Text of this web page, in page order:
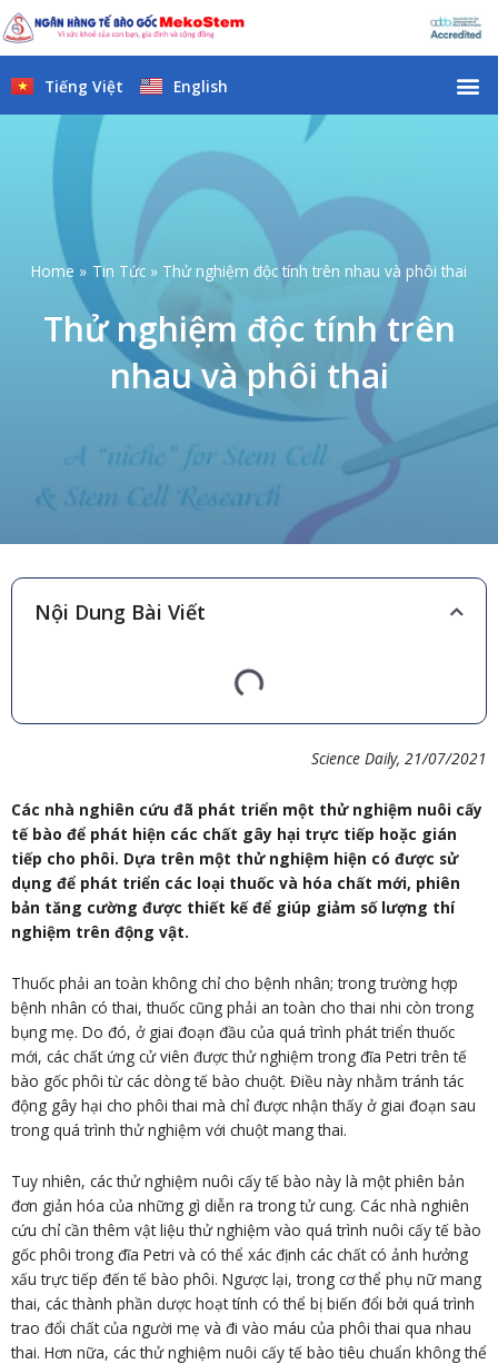
Skip
to
content
Tiếng Việt English
Home Tin Tức Thử nghiệm độc tính trên nhau và phôi thai
Thử nghiệm độc tính trên
nhau và phôi thai
Nội Dung Bài Viết
Science Daily, 21/07/2021
Các nhà nghiên cứu đã phát triển một thử nghiệm nuôi cấy
tế bào để phát hiện các chất gây hại trực tiếp hoặc gián
tiếp cho phôi. Dựa trên một thử nghiệm hiện có được sử
dụng để phát triển các loại thuốc và hóa chất mới, phiên
bản tăng cường được thiết kế để giúp giảm số lượng thí
nghiệm trên động vật.
Thuốc phải an toàn không chỉ cho bệnh nhân; trong trường hợp
bệnh nhân có thai, thuốc cũng phải an toàn cho thai nhi còn trong
bụng mẹ. Do đó, ở giai đoạn đầu của quá trình phát triển thuốc
mới, các chất ứng cử viên được thử nghiệm trong đĩa Petri trên tế
bào gốc phôi từ các dòng tế bào chuột. Điều này nhằm tránh tác
động gây hại cho phôi thai mà chỉ được nhận thấy ở giai đoạn sau
trong quá trình thử nghiệm với chuột mang thai.
Tuy nhiên, các thử nghiệm nuôi cấy tế bào này là một phiên bản
đơn giản hóa của những gì diễn ra trong tử cung. Các nhà nghiên
cứu chỉ cần thêm vật liệu thử nghiệm vào quá trình nuôi cấy tế bào
gốc phôi trong đĩa Petri và có thể xác định các chất có ảnh hưởng
xấu trực tiếp đến tế bào phôi. Ngược lại, trong cơ thể phụ nữ mang
thai, các thành phần dược hoạt tính có thể bị biến đổi bởi quá trình
trao đổi chất của người mẹ và đi vào máu của phôi thai qua nhau
thai. Hơn nữa, các thử nghiệm nuôi cấy tế bào tiêu chuẩn không thể